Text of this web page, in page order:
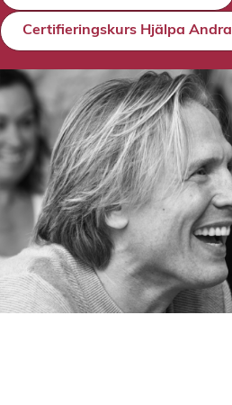
Certifieringskurs Hjälpa Andra